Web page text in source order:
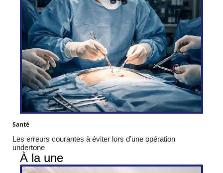
Santé
Les erreurs courantes à éviter lors d’une opération
undertone
À la une